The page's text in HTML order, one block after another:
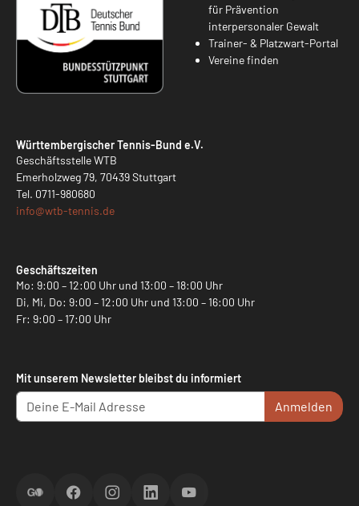
für Prävention
interpersonaler Gewalt
Trainer- & Platzwart-Portal
Vereine finden
Württembergischer Tennis-Bund e.V.
Geschäftsstelle WTB
Emerholzweg 79, 70439 Stuttgart
Tel. 0711-980680
info@wtb-tennis.de
Geschäftszeiten
Mo: 9:00 – 12:00 Uhr und 13:00 – 18:00 Uhr
Di, Mi, Do: 9:00 – 12:00 Uhr und 13:00 – 16:00 Uhr
Fr: 9:00 – 17:00 Uhr
Mit unserem Newsletter bleibst du informiert
Anmelden
ScoreGOFacebookInstagramLinkedInYouTube